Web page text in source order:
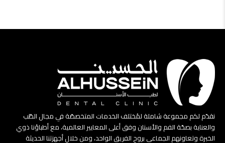
نقدّم لكم مجموعة شاملة لمُختلف الخدمات المتخصصّة في مجال الطّب
والعناية بصحّة الفم والأسنان وفق أعلى المعايير العالمية، مع أطباؤنا ذوي
الخبرة وتعاونهم الجماعي بروح الفريق الواحد، ومن خلال أجهزتنا الحديثة